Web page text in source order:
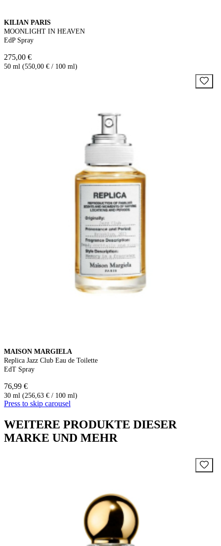
KILIAN PARIS
MOONLIGHT IN HEAVEN
EdP Spray
275,00 €
50 ml (550,00 € / 100 ml)
MAISON MARGIELA
Replica Jazz Club Eau de Toilette
EdT Spray
76,99 €
30 ml (256,63 € / 100 ml)
Press to skip carousel
WEITERE PRODUKTE DIESER
MARKE UND MEHR